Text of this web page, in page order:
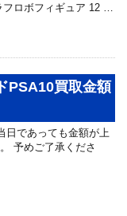
ロボフィギュア 12 …
PSA10買取金額
であっても金額が上
予めご了承くださ